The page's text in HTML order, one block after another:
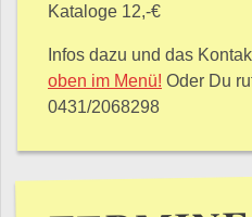
Kataloge 12,-€
Infos dazu und das
oben im Menü! Oder Du
0431/2068298